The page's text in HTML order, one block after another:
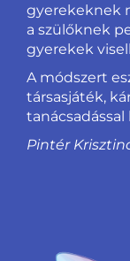
gyerekeknek
a szülőknek
gyerekek
A módszert
társasjáték,
Pintér